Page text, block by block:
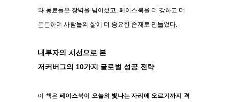
와 동료들은 장벽을 넘어섰고, 페이스북을 더 강하고 더
튼튼하며 사람들의 삶에 더 중요한 존재로 만들었다.
내부자의 시선으로 본
저커버그의 10가지 글로벌 성공 전략
이 책은 페이스북이 오늘의 빛나는 자리에 오르기까지 격